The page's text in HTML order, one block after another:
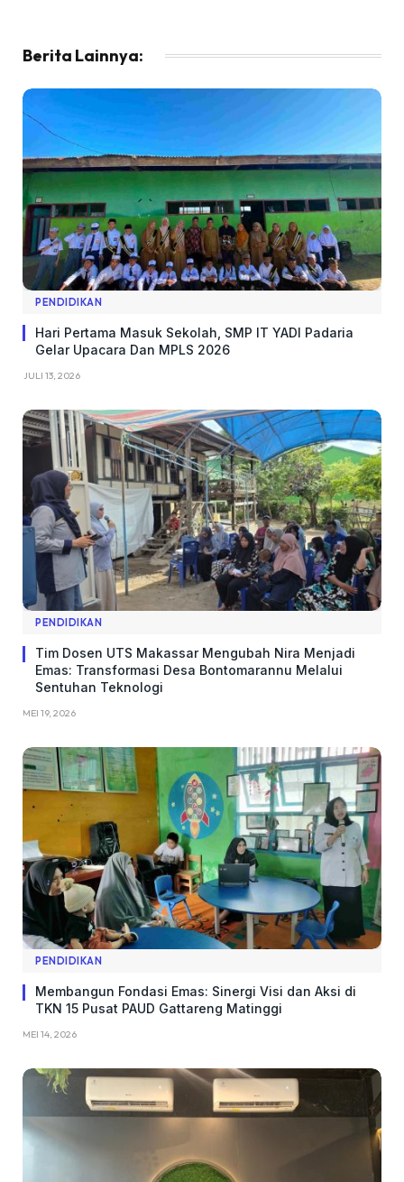
Berita Lainnya:
PENDIDIKAN
Hari Pertama Masuk Sekolah, SMP IT YADI Padaria
Gelar Upacara Dan MPLS 2026
JULI 13, 2026
PENDIDIKAN
Tim Dosen UTS Makassar Mengubah Nira Menjadi
Emas: Transformasi Desa Bontomarannu Melalui
Sentuhan Teknologi
MEI 19, 2026
PENDIDIKAN
Membangun Fondasi Emas: Sinergi Visi dan Aksi di
TKN 15 Pusat PAUD Gattareng Matinggi
MEI 14, 2026